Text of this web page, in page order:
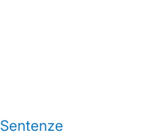
Sentenze